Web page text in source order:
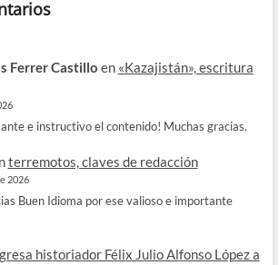
Ferrer Castillo en «Kazajistán», escritura
e instructivo el contenido! Muchas gracias.
terremotos, claves de redacción
2026
Buen Idioma por ese valioso e importante
historiador Félix Julio Alfonso López a